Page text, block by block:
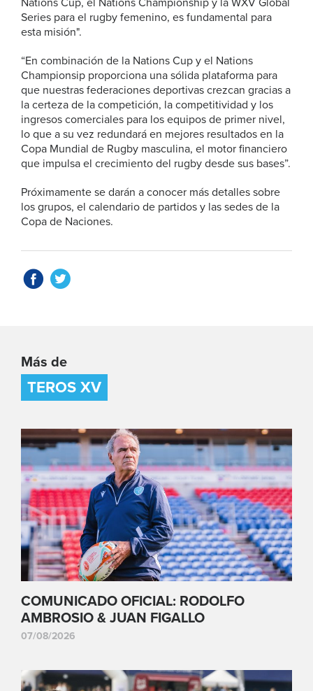
Nations Cup, el Nations Championship y la WXV Global
Series para el rugby femenino, es fundamental para
esta misión".
“En combinación de la Nations Cup y el Nations
Championsip proporciona una sólida plataforma para
que nuestras federaciones deportivas crezcan gracias a
la certeza de la competición, la competitividad y los
ingresos comerciales para los equipos de primer nivel,
lo que a su vez redundará en mejores resultados en la
Copa Mundial de Rugby masculina, el motor financiero
que impulsa el crecimiento del rugby desde sus bases”.
Próximamente se darán a conocer más detalles sobre
los grupos, el calendario de partidos y las sedes de la
Copa de Naciones.
Más de
TEROS XV
COMUNICADO OFICIAL: RODOLFO
AMBROSIO & JUAN FIGALLO
07/08/2026